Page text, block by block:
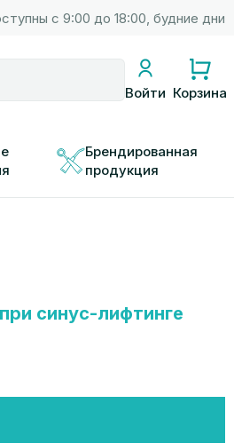
с 9:00 до 18:00, будние дни
Войти Корзина
Брендированная
продукция
синус-лифтинге